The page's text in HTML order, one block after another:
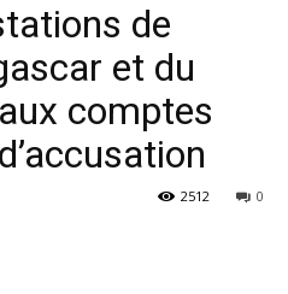
de
et du
comptes
0
2512